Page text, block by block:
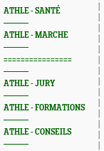
ATHLE - SANTÉ
ATHLE - MARCHE
================
ATHLE - JURY
ATHLE - FORMATIONS
ATHLE - CONSEILS